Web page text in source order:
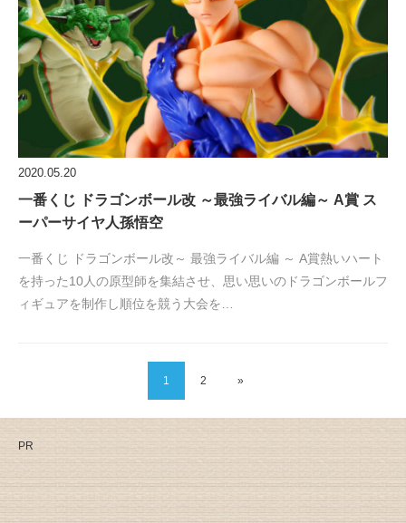
2020.05.20
一番くじ ドラゴンボール改 ～最強ライバル編～ A賞 ス
ーパーサイヤ人孫悟空
一番くじ ドラゴンボール改～ 最強ライバル編 ～ A賞熱いハート
を持った10人の原型師を集結させ、思い思いのドラゴンボールフ
ィギュアを制作し順位を競う大会を…
1 2 »
PR